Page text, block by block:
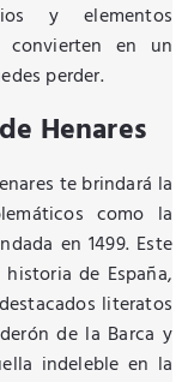
y elementos
en un
perder.
Henares
te brindará la
como la
en 1499. Este
de España,
literatos
de la Barca y
indeleble en la